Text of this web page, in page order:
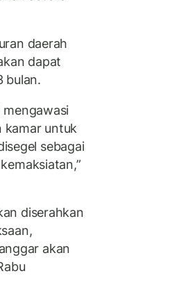
daerah
dapat
bulan.
kamar untuk
sebagai
diserahkan
akan